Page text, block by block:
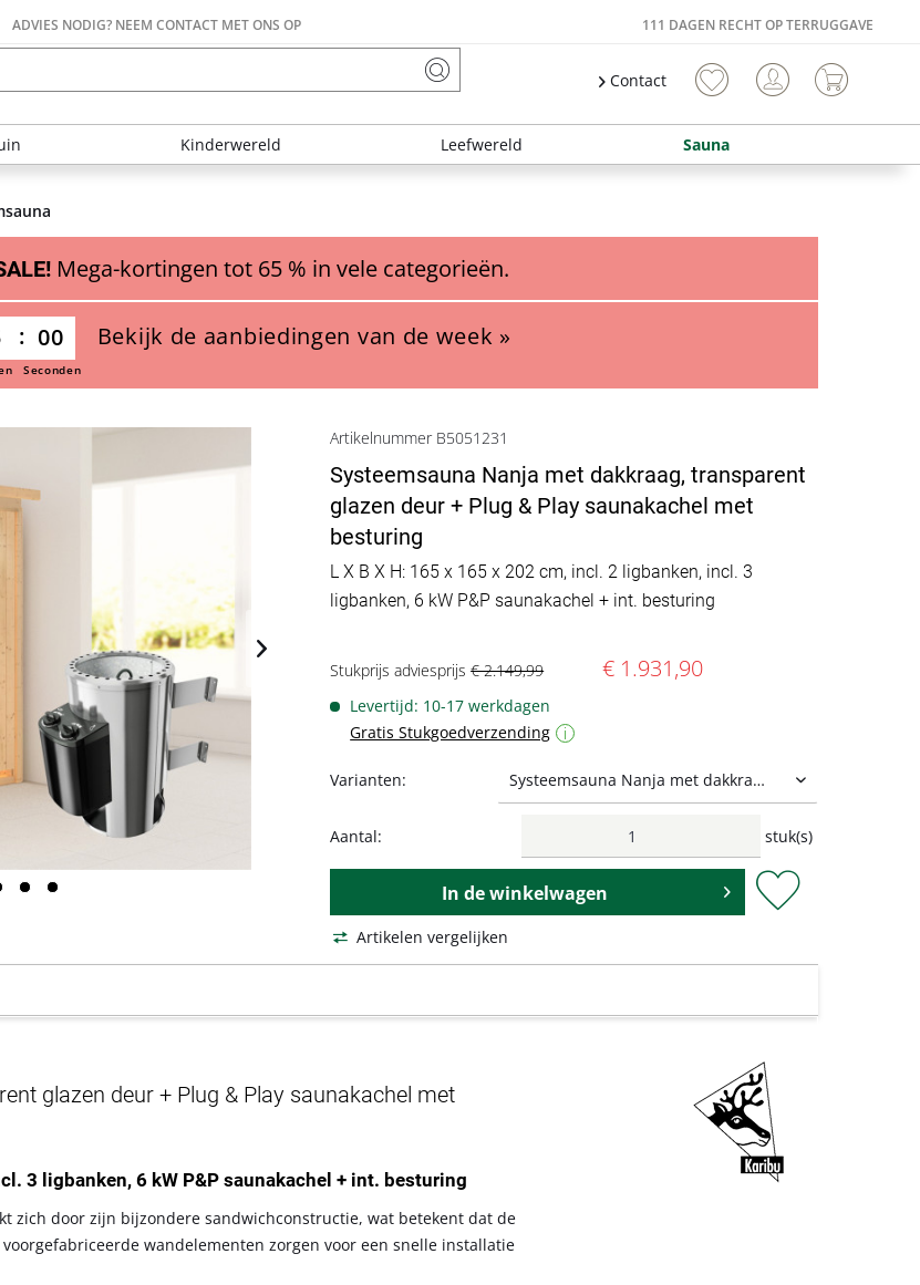
ADVIES NODIG? NEEM CONTACT MET ONS OP 111 DAGEN RECHT OP TERRUGGAVE
Contact
Kinderwereld Leefwereld Sauna
Mega-kortingen tot 65 % in vele categorieën.
59
Seconden
Bekijk de aanbiedingen van de week »
Artikelnummer B5051231
Systeemsauna Nanja met dakkraag, transparent
glazen deur + Plug & Play saunakachel met
besturing
L X B X H: 165 x 165 x 202 cm, incl. 2 ligbanken, incl. 3
ligbanken, 6 kW P&P saunakachel + int. besturing
Stukprijs adviesprijs€ 2.149,99 € 1.931,90
Levertijd: 10-17 werkdagen
Gratis Stukgoedverzending
i
Varianten:
Aantal: stuk(s)
In de winkelwagen
Artikelen vergelijken
glazen deur + Plug & Play saunakachel met
3 ligbanken, 6 kW P&P saunakachel + int. besturing
zich door zijn bijzondere sandwichconstructie, wat betekent dat de
wandelementen zorgen voor een snelle installatie